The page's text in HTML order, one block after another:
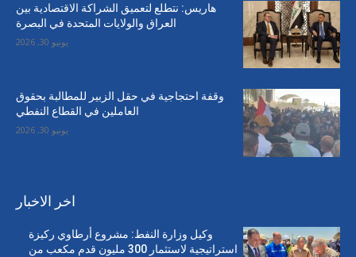
هاريس: نتطلع لتعميق الشراكة الاقتصادية بين
العراق والولايات المتحدة في البصرة
يونيو 30, 2026
وقفة احتجاجية في حقل الزبير للمطالبة بحقوق
العاملين في القطاع النفطي
يونيو 30, 2026
اخر الاخبار
وكيل وزارة النفط: مشروع أرطاوي ركيزة
استراتيجية لاستثمار 300 مليون قدم مكعب من